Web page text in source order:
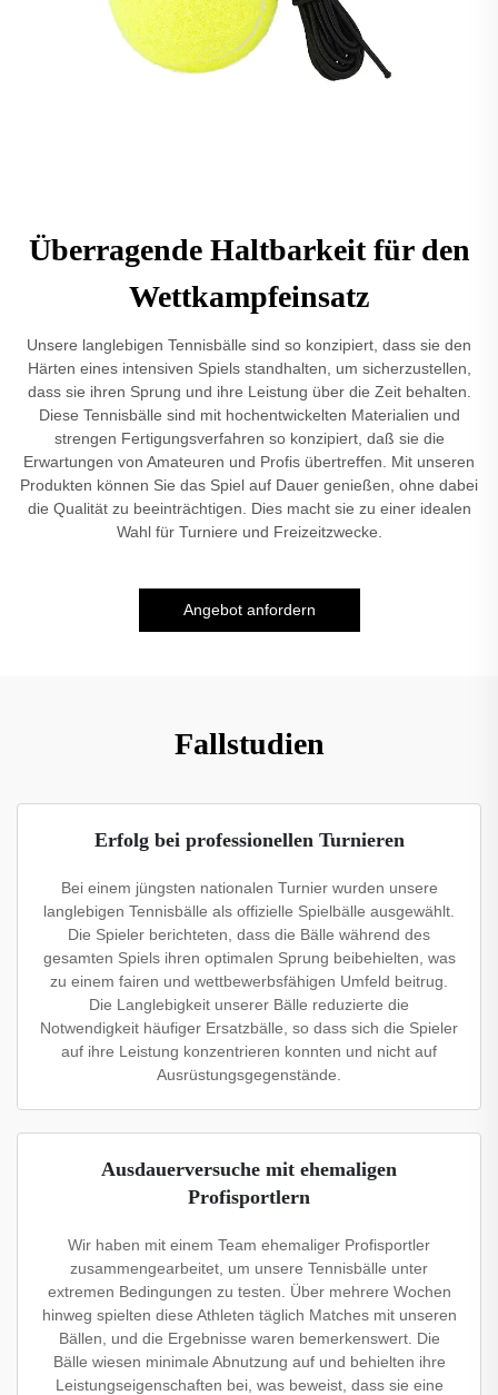
Überragende Haltbarkeit für den
Wettkampfeinsatz
Unsere langlebigen Tennisbälle sind so konzipiert, dass sie den
Härten eines intensiven Spiels standhalten, um sicherzustellen,
dass sie ihren Sprung und ihre Leistung über die Zeit behalten.
Diese Tennisbälle sind mit hochentwickelten Materialien und
strengen Fertigungsverfahren so konzipiert, daß sie die
Erwartungen von Amateuren und Profis übertreffen. Mit unseren
Produkten können Sie das Spiel auf Dauer genießen, ohne dabei
die Qualität zu beeinträchtigen. Dies macht sie zu einer idealen
Wahl für Turniere und Freizeitzwecke.
Angebot anfordern
Fallstudien
Erfolg bei professionellen Turnieren
Bei einem jüngsten nationalen Turnier wurden unsere
langlebigen Tennisbälle als offizielle Spielbälle ausgewählt.
Die Spieler berichteten, dass die Bälle während des
gesamten Spiels ihren optimalen Sprung beibehielten, was
zu einem fairen und wettbewerbsfähigen Umfeld beitrug.
Die Langlebigkeit unserer Bälle reduzierte die
Notwendigkeit häufiger Ersatzbälle, so dass sich die Spieler
auf ihre Leistung konzentrieren konnten und nicht auf
Ausrüstungsgegenstände.
Ausdauerversuche mit ehemaligen
Profisportlern
Wir haben mit einem Team ehemaliger Profisportler
zusammengearbeitet, um unsere Tennisbälle unter
extremen Bedingungen zu testen. Über mehrere Wochen
hinweg spielten diese Athleten täglich Matches mit unseren
Bällen, und die Ergebnisse waren bemerkenswert. Die
Bälle wiesen minimale Abnutzung auf und behielten ihre
Leistungseigenschaften bei, was beweist, dass sie eine